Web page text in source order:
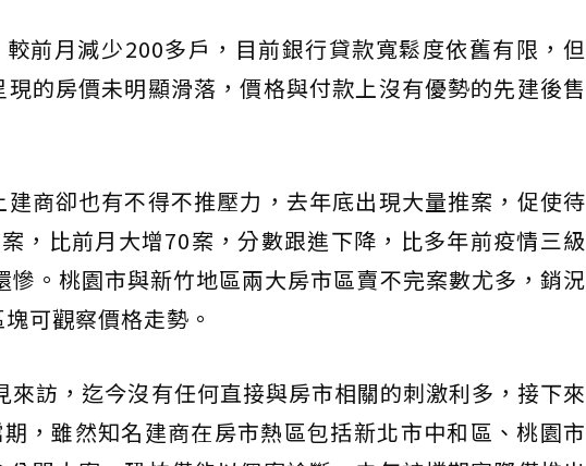
前月減少200多戶，目前銀行貸款寬鬆度依舊有限，但
的房價未明顯滑落，價格與付款上沒有優勢的先建後售
商卻也有不得不推壓力，去年底出現大量推案，促使待
，比前月大增70案，分數跟進下降，比多年前疫情三級
。桃園市與新竹地區兩大房市區賣不完案數尤多，銷況
可觀察價格走勢。
訪，迄今沒有任何直接與房市相關的刺激利多，接下來
，雖然知名建商在房市熱區包括新北市中和區、桃園市